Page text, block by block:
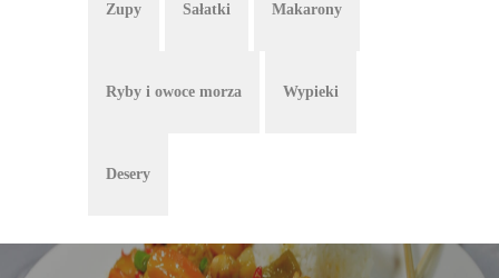
Zupy Sałatki Makarony
Ryby i owoce morza Wypieki
Desery